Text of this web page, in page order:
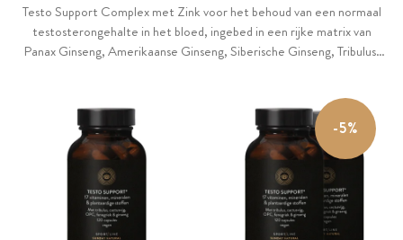
Testo Support Complex met Zink voor het behoud van een normaal
testosterongehalte in het bloed, ingebed in een rijke matrix van
Panax Ginseng, Amerikaanse Ginseng, Siberische Ginseng, Tribulus,
-5%